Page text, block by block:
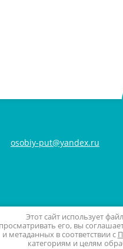
osobiy-put@yandex.ru
Этот сайт использует
просматривать его, вы
и метаданных в соответствии с
категориям и целям